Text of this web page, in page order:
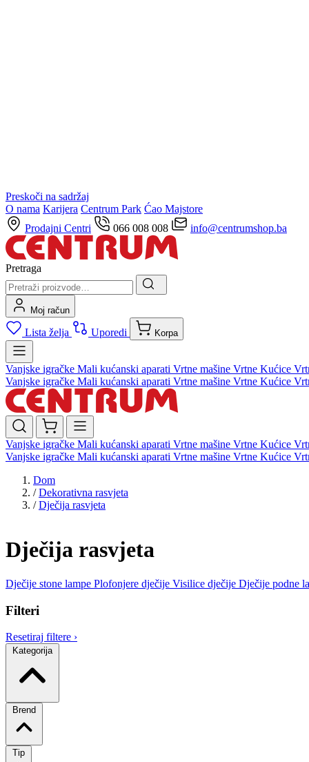
Preskoči na sadržaj
O nama Karijera Centrum Park Ćao Majstore
Prodajni Centri
066 008 008 info@centrumshop.ba
Pretraga
Moj račun
Lista želja Uporedi Korpa
Vanjske igračke Mali kućanski aparati Vrtne mašine Vrtne Kućice
Vanjske igračke Mali kućanski aparati Vrtne mašine Vrtne Kućice
Vanjske igračke Mali kućanski aparati Vrtne mašine Vrtne Kućice
Vanjske igračke Mali kućanski aparati Vrtne mašine Vrtne Kućice
Dom
/ Dekorativna rasvjeta
/ Dječija rasvjeta
Dječija rasvjeta
Dječije stone lampe Plofonjere dječije Visilice dječije Dječije podne
Filteri
Resetiraj filtere ›
Kategorija
Brend
Tip